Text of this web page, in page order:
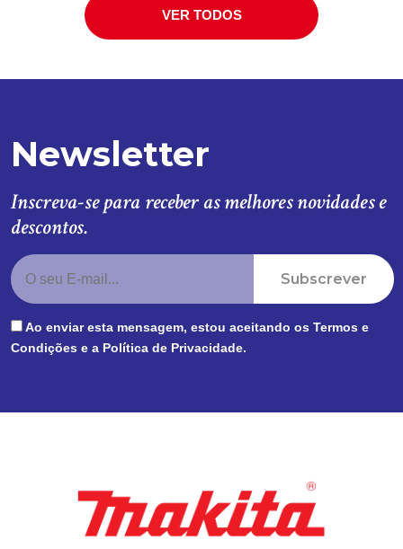
VER TODOS
Newsletter
Inscreva-se para receber as melhores novidades e
descontos.
Subscrever
Ao enviar esta mensagem, estou aceitando os Termos e
Condições e a Política de Privacidade.